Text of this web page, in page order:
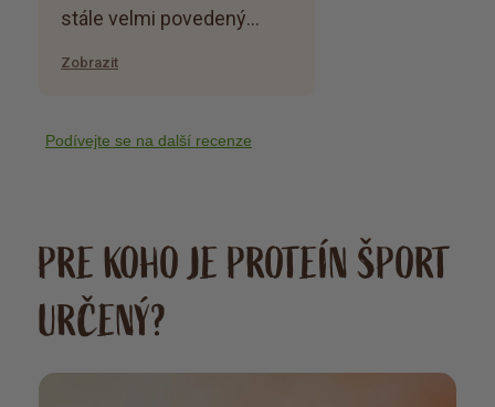
stále velmi povedený
Zobrazit
Podívejte se na další recenze
PRE KOHO JE PROTEÍN ŠPORT
URČENÝ?